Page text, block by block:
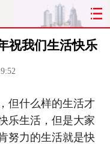
祝我们生活快乐
什么样的生活才
乐生活，但是大家
努力的生活就是快